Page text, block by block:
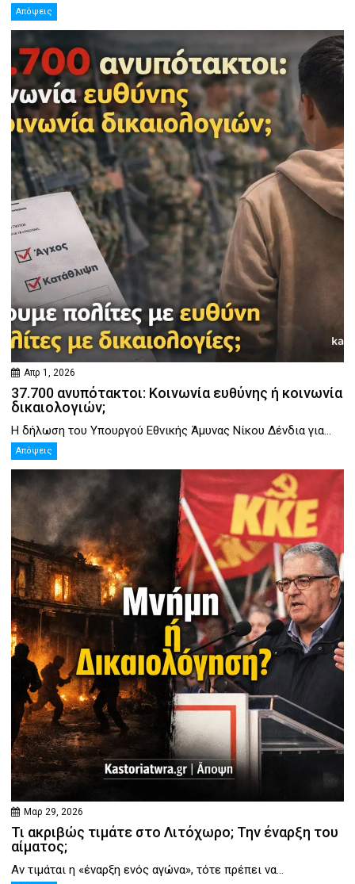
Απόψεις
Απρ 1, 2026
37.700 ανυπότακτοι: Κοινωνία ευθύνης ή κοινωνία
δικαιολογιών;
Η δήλωση του Υπουργού Εθνικής Άμυνας Νίκου Δένδια για...
Απόψεις
Μαρ 29, 2026
Τι ακριβώς τιμάτε στο Λιτόχωρο; Την έναρξη του
αίματος;
Αν τιμάται η «έναρξη ενός αγώνα», τότε πρέπει να...